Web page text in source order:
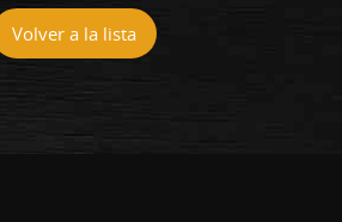
Volver a la lista